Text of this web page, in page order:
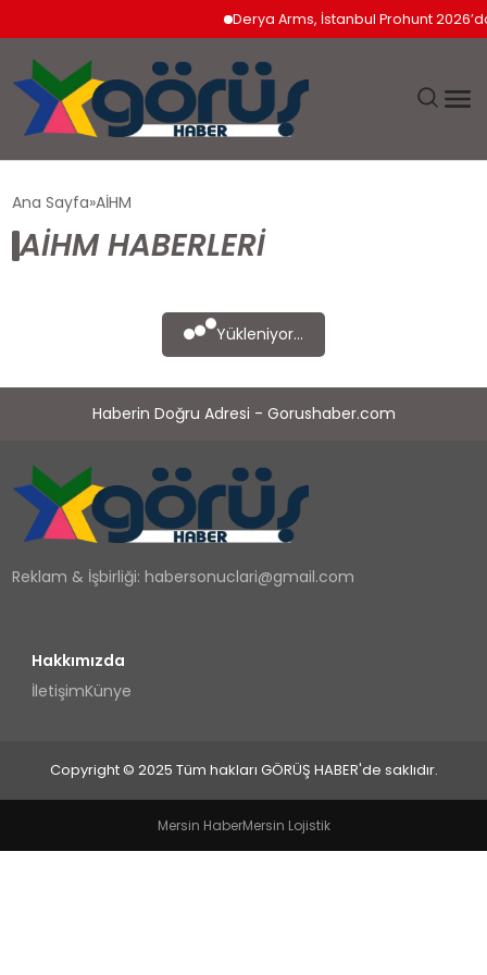
Derya Arms, İstanbul Prohunt
EKONOMI
SPOR
TEKNOLOJI
YAŞAM
Ana Sayfa AİHM
AİHM HABERLERI
Yükleniyor...
Haberin Doğru Adresi - Gorushaber.com
Reklam & İşbirliği:habersonuclari@gmail.com
Hakkımızda
İletişimKünye
Copyright © 2025 Tüm hakları GÖRÜŞ HABER'de saklıdır.
Mersin HaberMersin Lojistik